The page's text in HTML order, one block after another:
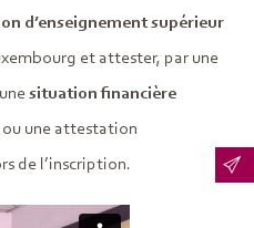
d’enseignement supérieur
et attester, par une
situation financière
ou une attestation
de l’inscription.